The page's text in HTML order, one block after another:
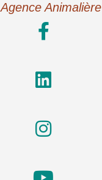
Agence Animalière